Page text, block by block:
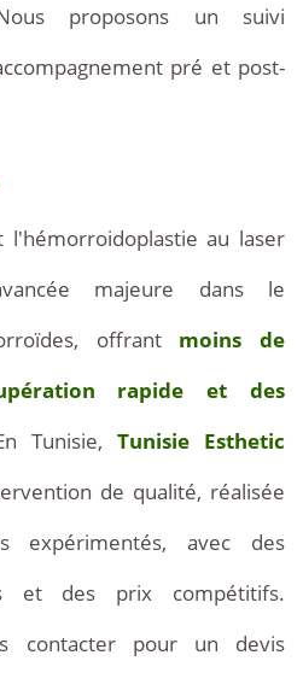
proposons un suivi
pré et post-
au laser
majeure dans le
offrant moins de
rapide et des
Tunisie, Tunisie Esthetic
de qualité, réalisée
expérimentés, avec des
et des prix compétitifs.
contacter pour un devis